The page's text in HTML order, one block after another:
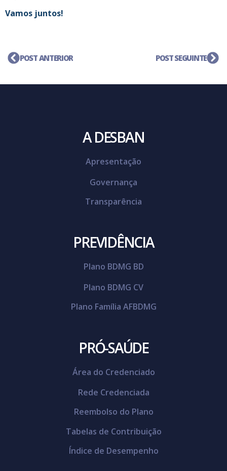
Vamos juntos!
POST ANTERIOR POST SEGUINTE
A DESBAN
Apresentação
Governança
Transparência
PREVIDÊNCIA
Plano BDMG BD
Plano BDMG CV
Plano Família AFBDMG
PRÓ-SAÚDE
Área do Credenciado
Rede Credenciada
Reembolso do Plano
Tabelas de Contribuição
Índice de Desempenho